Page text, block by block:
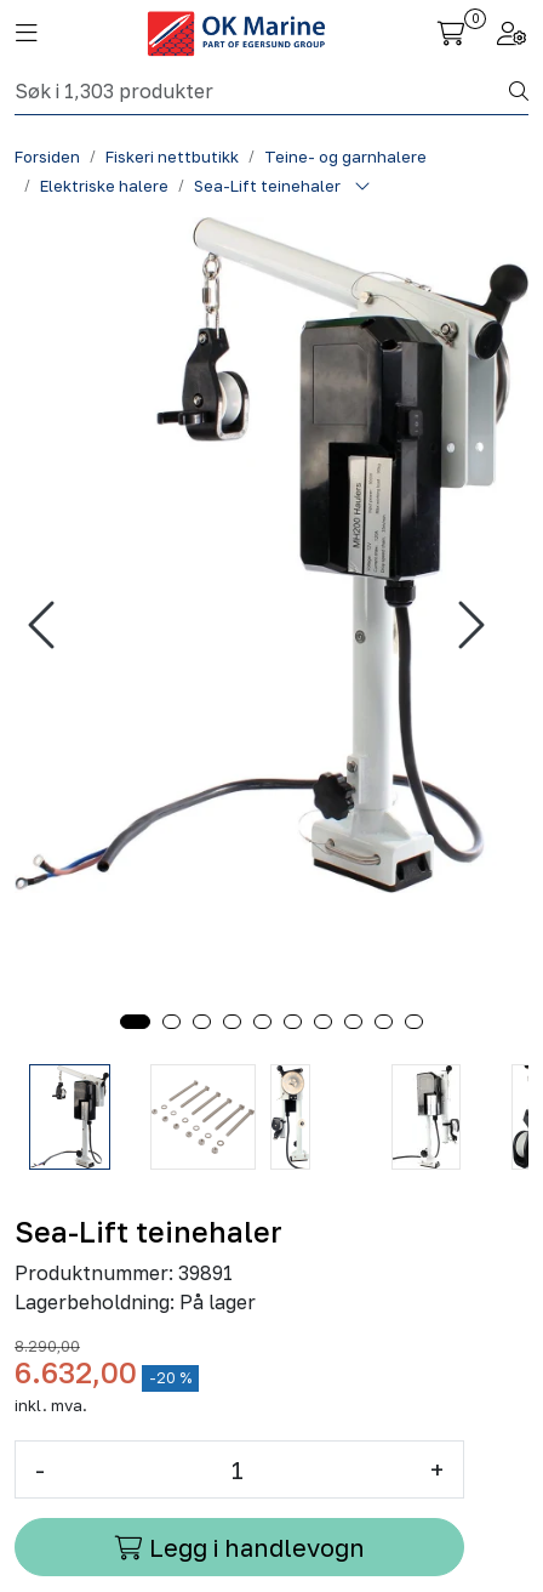
Skip to main content
Toggle navigation
0
Forsiden Fiskeri nettbutikk
Teine- og garnhalere
Elektriske halere
Sea-Lift teinehaler
Sea-Lift teinehaler
Produktnummer: 39891
Lagerbeholdning: På lager
8.290,00
6.632,00 -20 %
inkl. mva.
- +
Legg i handlevogn
Fiskeri nettbutikk
Havbruk